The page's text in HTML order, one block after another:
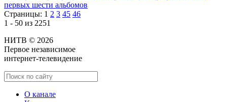
первых шести альбомов
Страницы: 1 2 3 45 46
1 - 50 из 2251
НИТВ © 2026
Первое независимое
интернет-телевидение
О канале